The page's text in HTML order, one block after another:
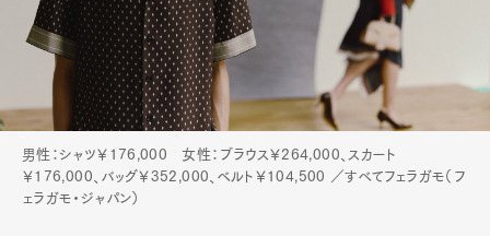
男性：シャツ￥176,000 女性：ブラウス￥264,000、スカート
￥176,000、バッグ￥352,000、ベルト￥104,500 ／すべてフェラガモ（フ
ェラガモ・ジャパン）